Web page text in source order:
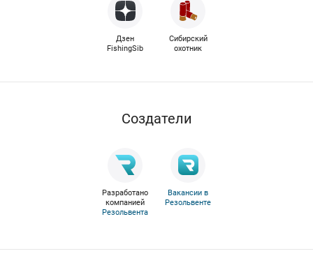
Дзен
FishingSib
Сибирский
охотник
Cоздатели
Разработано
компанией
Резольвента
Вакансии в
Резольвенте